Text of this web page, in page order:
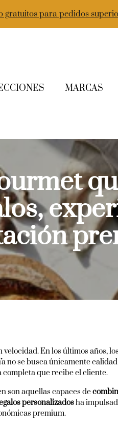
gratuitos para pedidos
MARCAS
En los últimos años,
no se busca únicamente
que recibe el cliente.
son aquellas capaces de
personalizadosha
premium.